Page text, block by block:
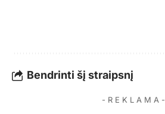
Bendrinti šį straipsnį
- R E K L A M A -